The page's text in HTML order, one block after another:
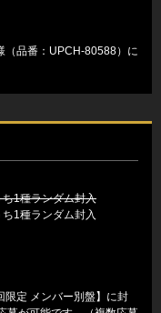
（品番：UPCH-80588）に
1種ランダム封入
1種ランダム封入
限定 メンバー別盤】に封